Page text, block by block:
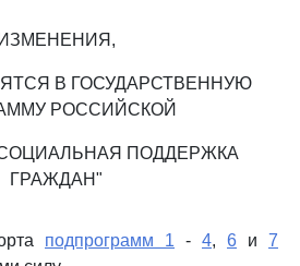
ИЗМЕНЕНИЯ,
В ГОСУДАРСТВЕННУЮ
РОССИЙСКОЙ
ПОДДЕРЖКА
ГРАЖДАН"
подпрограмм 1 - 4, 6 и 7